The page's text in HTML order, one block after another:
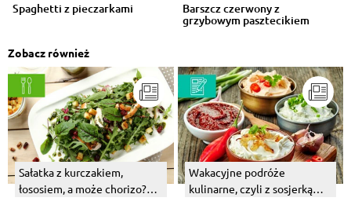
Spaghetti z pieczarkami Barszcz czerwony z
grzybowym pasztecikiem
Zobacz również
Sałatka z kurczakiem,
łososiem, a może chorizo?
Wakacyjne podróże
kulinarne, czyli z sosjerką